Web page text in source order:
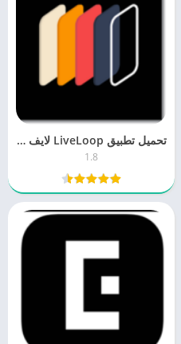
تحميل تطبيق LiveLoop لايف لوب 1.8 خلفيات 3D للموبايل اخر اصدار
1.8